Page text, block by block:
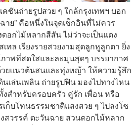
ชันถ่ายรูปสวย ๆ ใกล้กรุงเทพฯ บอก
าย” คือหนึ่งในจุดเช็กอินที่ไม่ควร
อกไม้หลากสีสัน ไม่ว่าจะเป็นแดง
ทล เรียงรายสวยงามสุดลูกหูลูกตา ยิ่ง
าพที่สดใสและละมุนสุดๆ บรรยากาศ
ยแนวต้นสนและทุ่งหญ้า ให้ความรู้สึก
นเล่นเพลิน ถ่ายรูปฟิน มองไปทางไหน
งสำหรับครอบครัว คู่รัก เพื่อน หรือ
ก็บโทนธรรมชาติแสงสวย ๆ ไปลงโซ
สวรรค์ ตะวันฉาย สวนดอกไม้หลาก